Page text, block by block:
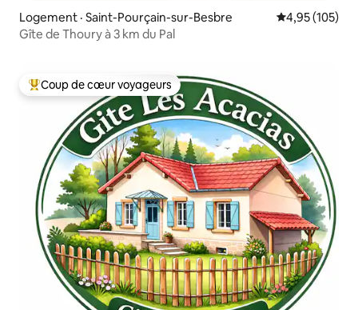
Logement · Saint-Pourçain-sur-Besbre Note
4,95 (105)
Gîte de Thoury à 3 km du Pal
Coup de cœur voyageurs parmi les plus aimés
Coup de cœur voyageurs